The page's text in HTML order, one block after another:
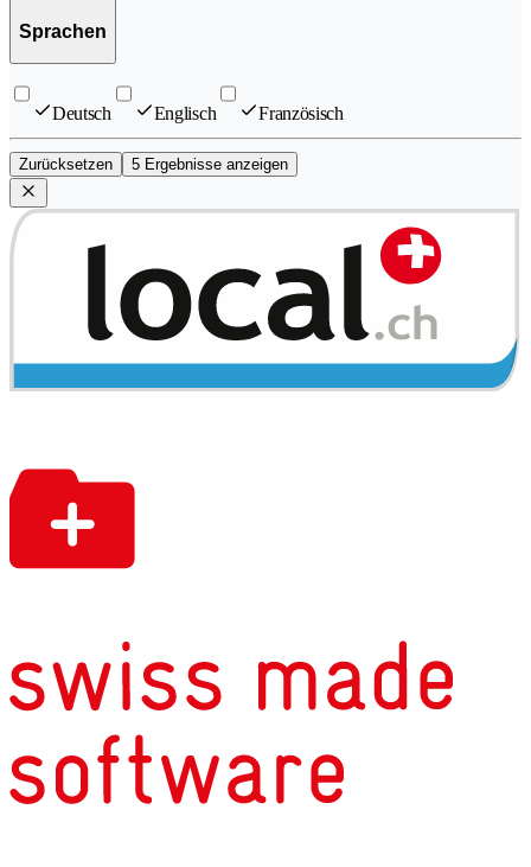
Sprachen
Deutsch Englisch Französisch
Zurücksetzen 5 Ergebnisse anzeigen